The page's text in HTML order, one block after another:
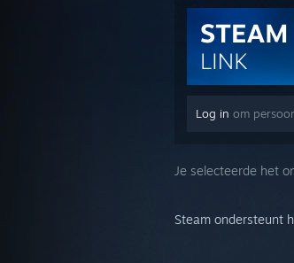
Log in om
Je selecteerde het
Steam ondersteunt